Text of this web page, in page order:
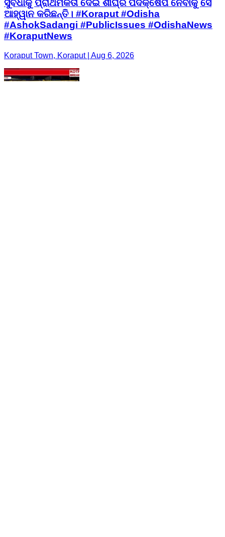
ସୁବିଧାକୁ ପ୍ରାଥମିକତା ଦେଇ ଶୀଘ୍ର ପଦକ୍ଷେପ ନେବାକୁ ସେ
ଆହ୍ୱାନ କରିଛନ୍ତି। #Koraput #Odisha
#AshokSadangi #PublicIssues #OdishaNews
#KoraputNews
Koraput Town, Koraput | Aug 6, 2026